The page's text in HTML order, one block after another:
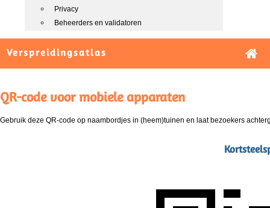
Privacy
Beheerders en validatoren
Verspreidingsatlas
QR-code voor mobiele apparaten
Gebruik deze QR-code op naambordjes in (heem)tuinen en laat bezoekers